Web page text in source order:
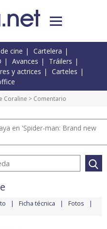
cine
Cartelera
Avances
Tráilers
y actrices
Carteles
Coraline > Comentario
en 'Spider-man: Brand new
Ficha técnica Fotos